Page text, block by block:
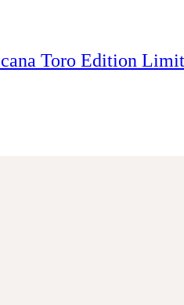
Toro Edition